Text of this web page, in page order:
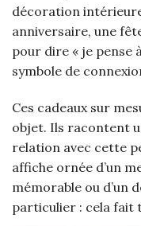
décoration
anniversaire, une
pour dire « je pense
symbole de
Ces cadeaux sur
objet. Ils racontent
relation avec cette
affiche ornée d’un
mémorable ou d’un
particulier : cela fait